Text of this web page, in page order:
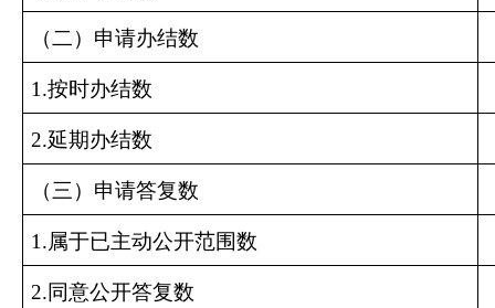
（二）申请办结数
1.按时办结数
2.延期办结数
（三）申请答复数
1.属于已主动公开范围数
2.同意公开答复数